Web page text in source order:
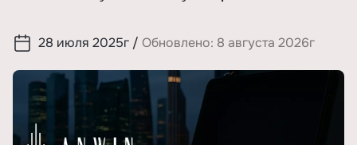
28 июля 2025г / Обновлено: 8 августа 2026г